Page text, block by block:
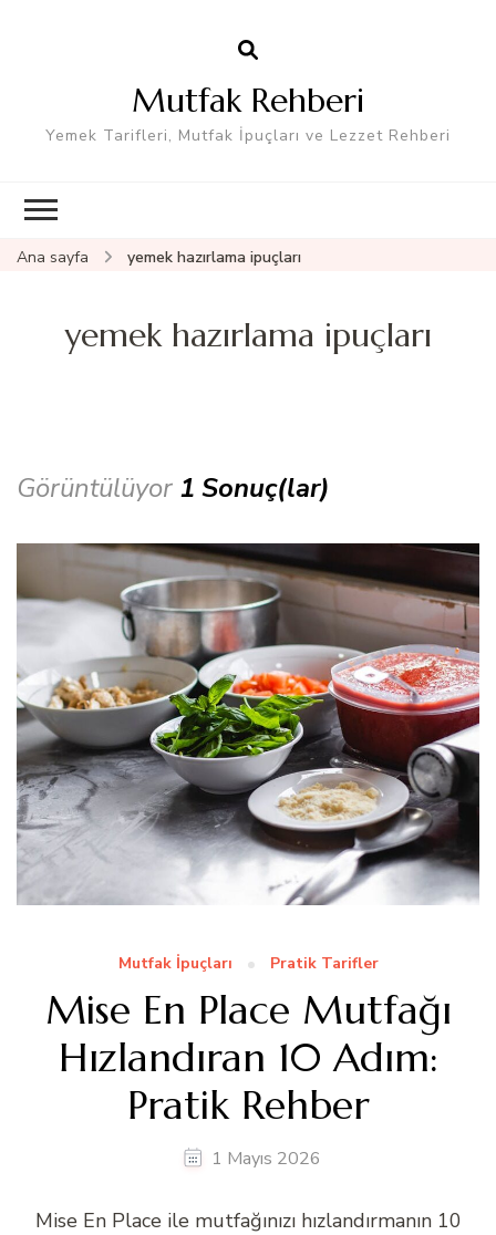
Mutfak Rehberi
Yemek Tarifleri, Mutfak İpuçları ve Lezzet Rehberi
Ana sayfa yemek hazırlama ipuçları
yemek hazırlama ipuçları
Görüntülüyor 1 Sonuç(lar)
Mutfak İpuçları Pratik Tarifler
Mise En Place Mutfağı
Hızlandıran 10 Adım:
Pratik Rehber
1 Mayıs 2026
Mise En Place ile mutfağınızı hızlandırmanın 10